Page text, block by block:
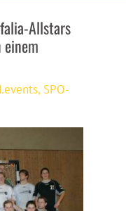
Allstars
, SPO-